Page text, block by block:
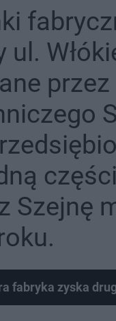
ul.
Szejnę
fabryka zyska